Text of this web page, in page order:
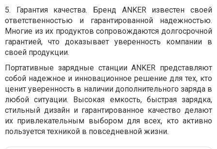
5.
Гарантия качества. Бренд ANKER известен своей
ответственностью и гарантированной надежностью.
Многие из их продуктов сопровождаются долгосрочной
гарантией, что доказывает уверенность компании в
своей продукции.
Портативные зарядные станции ANKER представляют
собой надежное и инновационное решение для тех, кто
ценит уверенность в наличии дополнительного заряда в
любой ситуации. Высокая емкость, быстрая зарядка,
стильный дизайн и гарантированное качество делают
их привлекательным выбором для всех, кто активно
пользуется техникой в повседневной жизни.